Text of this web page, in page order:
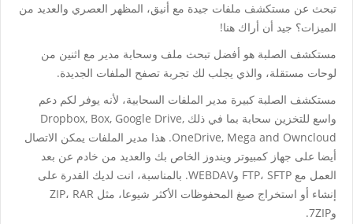
تبحث عن مستكشف ملفات جيدة مع أنيق، المظهر العصري والعديد من
الميزات؟ جيد أن أراك هنا!
مستكشف الصلبة هو أفضل تبحث ملف وسحابة مدير مع اثنين من
لوحات مستقلة، والذي يجلب لك تجربة تصفح الملفات الجديدة.
مستكشف الصلبة كبيرة مدير الملفات السحابية، لأنه يوفر لكم دعم
واسع للتخزين سحابة بما في ذلك Dropbox, Box, Google Drive,
OneDrive, Mega and Owncloud. هذا مدير الملفات يمكن الاتصال
أيضا على جهاز كمبيوتر ويندوز الخاص بك والعديد من خادم عن بعد
العمل مع FTP، SFTP وWEBDAV. بالمناسبة، انت لديك القدرة على
إنشاء أو استخراج صيغ المحفوظات الأكثر شيوعا، مثل ZIP، RAR
و7ZIP.